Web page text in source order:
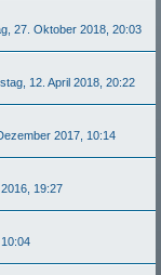
27. Oktober 2018, 20:03
12. April 2018, 20:22
2017, 10:14
19:27